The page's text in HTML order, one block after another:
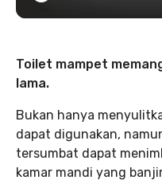
Toilet mampet
lama.
Bukan hanya
dapat digunakan,
tersumbat dapat
kamar mandi yang